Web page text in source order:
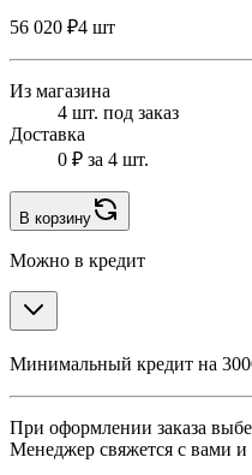
56 020 ₽4 шт
Из магазина
4 шт. под заказ
Доставка
0 ₽ за 4 шт.
В корзину
Можно в кредит
Минимальный кредит на
При оформлении заказа
Менеджер свяжется с вами и